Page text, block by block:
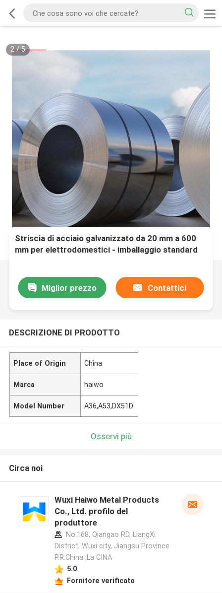
2/5
Striscia di acciaio galvanizzato da 20 mm a 600
mm per elettrodomestici - imballaggio standard
Miglior prezzo Contattici
DESCRIZIONE DI PRODOTTO
Place of Origin China
Marca haiwo
Model Number A36,A53,DX51D
Osservi più
Circa noi
Wuxi Haiwo Metal Products
Co., Ltd. profilo del
produttore
No.168, Qiangao RD, LiangXi
District, Wuxi city, Jiangsu Province
P.R.China ,La CINA
5.0
Fornitore verificato